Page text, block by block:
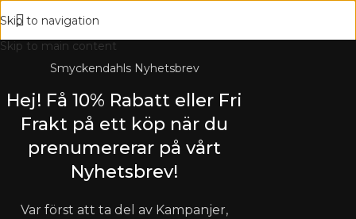
Smyckendahls Nyhetsbrev
Hej! Få 10% Rabatt eller Fri
Frakt på ett köp när du
prenumererar på vårt
Nyhetsbrev!
Var först att ta del av Kampanjer,
Skip to navigation
Skip to main content